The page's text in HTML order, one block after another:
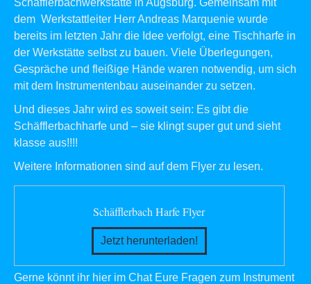
Schäfflerbachwerkstätte in Augsburg. Gemeinsam mit
dem Werkstattleiter Herr Andreas Marquenie wurde
bereits im letzten Jahr die Idee verfolgt, eine Tischharfe in
der Werkstätte selbst zu bauen. Viele Überlegungen,
Gespräche und fleißige Hände waren notwendig, um sich
mit dem Instrumentenbau auseinander zu setzen.
Und dieses Jahr wird es soweit sein: Es gibt die
Schäfflerbachharfe und – sie klingt super gut und sieht
klasse aus!!!!
Weitere Informationen sind auf dem Flyer zu lesen.
Schäfflerbach Harfe Flyer
Jetzt herunterladen!
Gerne könnt ihr hier im Chat Eure Fragen zum Instrument